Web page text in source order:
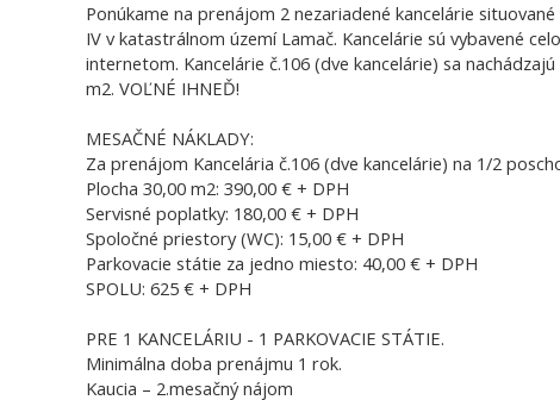
Ponúkame na prenájom 2 nezariadené kancelárie
IV v katastrálnom území Lamač. Kancelárie sú vybavené
internetom. Kancelárie č.106 (dve kancelárie) sa
m2. VOĽNÉ IHNEĎ!
MESAČNÉ NÁKLADY:
Za prenájom Kancelária č.106 (dve kancelárie) na 1/2
Plocha 30,00 m2: 390,00 € + DPH
Servisné poplatky: 180,00 € + DPH
Spoločné priestory (WC): 15,00 € + DPH
Parkovacie státie za jedno miesto: 40,00 € + DPH
SPOLU: 625 € + DPH
PRE 1 KANCELÁRIU - 1 PARKOVACIE STÁTIE.
Minimálna doba prenájmu 1 rok.
Kaucia – 2.mesačný nájom